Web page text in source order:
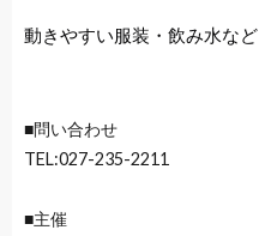
動きやすい服装・飲み水など
■問い合わせ
TEL:027-235-2211
■主催